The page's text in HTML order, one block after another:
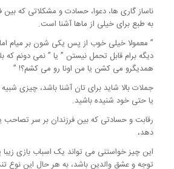
ناساز گاری ها، دعوا، حسادت و مشکلاتی که بین
به طبع برای خیلی از ماها آشنا است.
” معمولا خیلی خوب از پس یکی شون بر میام
دیگه برام قابل تحمل نیستن ” یا ” نمی دونم که
همدیگرو می کشن یا من اونا رو می کشم؟! ”
جملات بالا شاید برای تان آشنا باشد، چیزی شبیه
یا حتی خود شنیده باشید.
رقابت و حسادتی که بین فرزندان بر سر
دهد،
این چیز خواستنی می تواند یک اسباب بازی زیبا
توجه و عشق والدین باشد، به هر حال این